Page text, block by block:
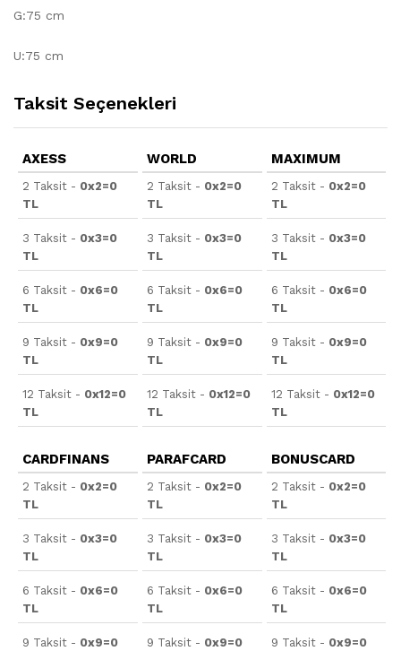
G:75 cm
U:75 cm
Taksit Seçenekleri
AXESS
2 Taksit - 0x2=0
TL
3 Taksit - 0x3=0
TL
6 Taksit - 0x6=0
TL
9 Taksit - 0x9=0
TL
12 Taksit - 0x12=0
TL
WORLD
2 Taksit - 0x2=0
TL
3 Taksit - 0x3=0
TL
6 Taksit - 0x6=0
TL
9 Taksit - 0x9=0
TL
12 Taksit - 0x12=0
TL
MAXIMUM
2 Taksit - 0x2=0
TL
3 Taksit - 0x3=0
TL
6 Taksit - 0x6=0
TL
9 Taksit - 0x9=0
TL
12 Taksit - 0x12=0
TL
CARDFINANS
2 Taksit - 0x2=0
TL
3 Taksit - 0x3=0
TL
6 Taksit - 0x6=0
TL
9 Taksit - 0x9=0
PARAFCARD
2 Taksit - 0x2=0
TL
3 Taksit - 0x3=0
TL
6 Taksit - 0x6=0
TL
9 Taksit - 0x9=0
BONUSCARD
2 Taksit - 0x2=0
TL
3 Taksit - 0x3=0
TL
6 Taksit - 0x6=0
TL
9 Taksit - 0x9=0